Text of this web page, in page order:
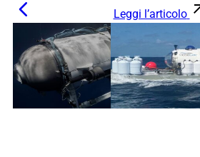
Leggi l’articolo